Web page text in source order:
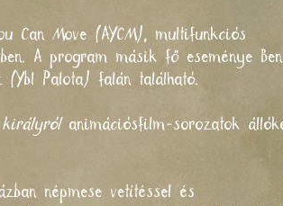
Can Move (AYCM),
multifunkciós
A program másik fő eseménye
(Ybl Palota) falán található.
királyrólanimációsfilm-sorozatok
népmese vetítéssel és